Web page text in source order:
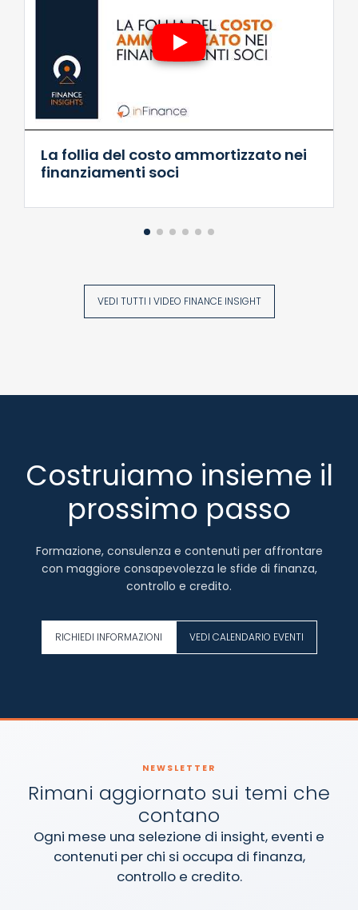
La follia del costo ammortizzato nei
finanziamenti soci
VEDI TUTTI I VIDEO FINANCE INSIGHT
Costruiamo insieme il
prossimo passo
Formazione, consulenza e contenuti per affrontare
con maggiore consapevolezza le sfide di finanza,
controllo e credito.
RICHIEDI INFORMAZIONI VEDI CALENDARIO EVENTI
NEWSLETTER
Rimani aggiornato sui temi che
contano
Ogni mese una selezione di insight, eventi e
contenuti per chi si occupa di finanza,
controllo e credito.